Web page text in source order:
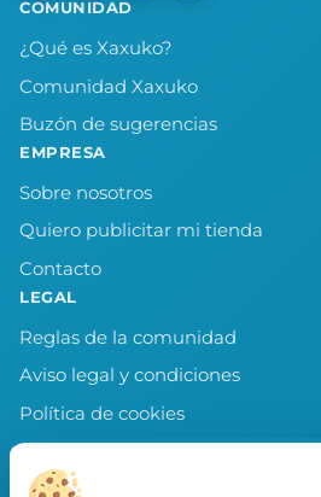
COMUNIDAD
¿Qué es Xaxuko?
Comunidad Xaxuko
Buzón de sugerencias
EMPRESA
Sobre nosotros
Quiero publicitar mi tienda
Contacto
LEGAL
Reglas de la comunidad
Aviso legal y condiciones
Política de cookies
Política de privacidad
Preferencias de cookies